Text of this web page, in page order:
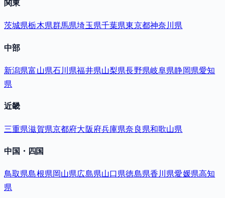
関東
茨城県栃木県群馬県埼玉県千葉県東京都神奈川県
中部
新潟県富山県石川県福井県山梨県長野県岐阜県静岡県愛知
県
近畿
三重県滋賀県京都府大阪府兵庫県奈良県和歌山県
中国・四国
鳥取県島根県岡山県広島県山口県徳島県香川県愛媛県高知
県